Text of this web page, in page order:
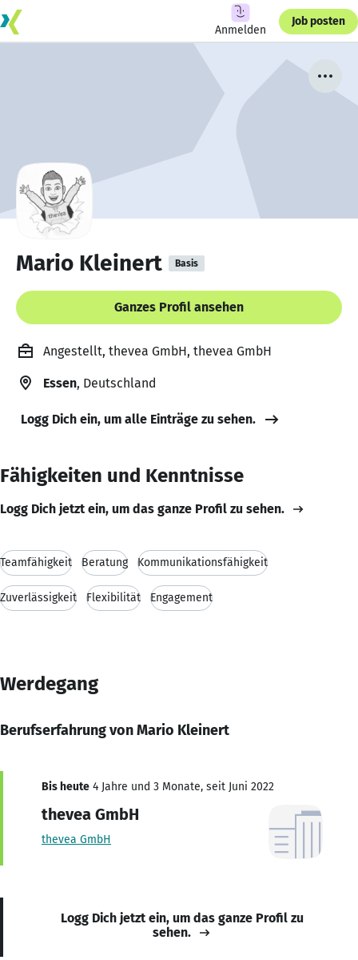
Anmelden
Job posten
Mario Kleinert Basis
Ganzes Profil ansehen
Angestellt, thevea GmbH, thevea GmbH
Essen, Deutschland
Logg Dich ein, um alle Einträge zu sehen.
Fähigkeiten und Kenntnisse
Logg Dich jetzt ein, um das ganze Profil zu sehen.
Teamfähigkeit Beratung Kommunikationsfähigkeit
Zuverlässigkeit Flexibilität Engagement
Werdegang
Berufserfahrung von Mario Kleinert
Bis heute 4 Jahre und 3 Monate, seit Juni 2022
thevea GmbH
thevea GmbH
Logg Dich jetzt ein, um das ganze Profil zu
sehen.